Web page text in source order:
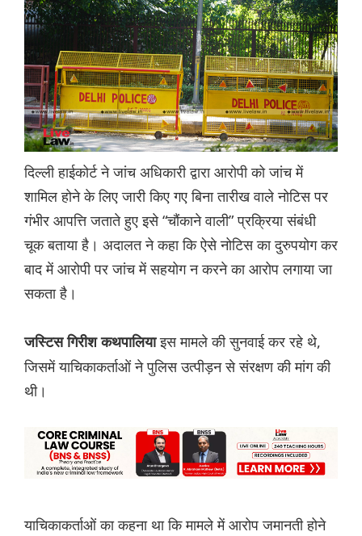
दिल्ली हाईकोर्ट ने जांच अधिकारी द्वारा आरोपी को जांच में
शामिल होने के लिए जारी किए गए बिना तारीख वाले नोटिस पर
गंभीर आपत्ति जताते हुए इसे “चौंकाने वाली” प्रक्रिया संबंधी
चूक बताया है। अदालत ने कहा कि ऐसे नोटिस का दुरुपयोग कर
बाद में आरोपी पर जांच में सहयोग न करने का आरोप लगाया जा
सकता है।
जस्टिस गिरीश कथपालियाइस मामले की सुनवाई कर रहे थे,
जिसमें याचिकाकर्ताओं ने पुलिस उत्पीड़न से संरक्षण की मांग की
थी।
याचिकाकर्ताओं का कहना था कि मामले में आरोप जमानती होने